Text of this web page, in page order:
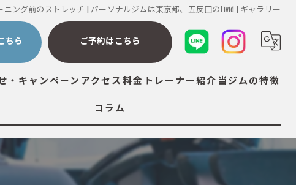
ニング前のストレッチ | パーソナルジムは東京都、五反田のfivid | ギャラリー
ちら ご予約はこちら
・キャンペーン アクセス料金 トレーナー紹介 当ジムの特徴
筋トレ
ストレッチ
コラム